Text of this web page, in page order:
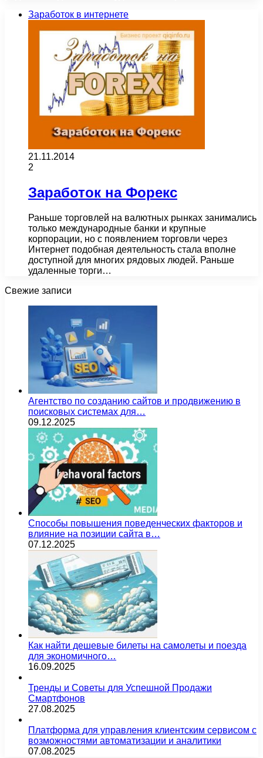
Заработок в интернете
21.11.2014
2
Заработок на Форекс
Раньше торговлей на валютных рынках занимались
только международные банки и крупные
корпорации, но с появлением торговли через
Интернет подобная деятельность стала вполне
доступной для многих рядовых людей. Раньше
удаленные торги…
Свежие записи
Агентство по созданию сайтов и продвижению в
поисковых системах для…
09.12.2025
Способы повышения поведенческих факторов и
влияние на позиции сайта в…
07.12.2025
Как найти дешевые билеты на самолеты и поезда
для экономичного…
16.09.2025
Тренды и Советы для Успешной Продажи
Смартфонов
27.08.2025
Платформа для управления клиентским сервисом с
возможностями автоматизации и аналитики
07.08.2025